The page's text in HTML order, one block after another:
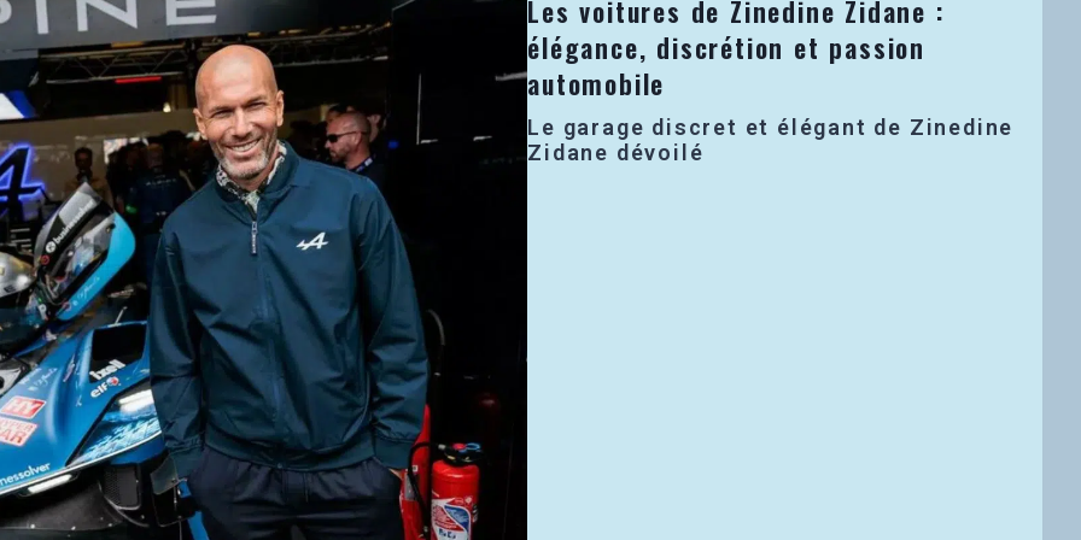
Les voitures de Zinedine Zidane :
élégance, discrétion et passion
automobile
Le garage discret et élégant de Zinedine
Zidane dévoilé